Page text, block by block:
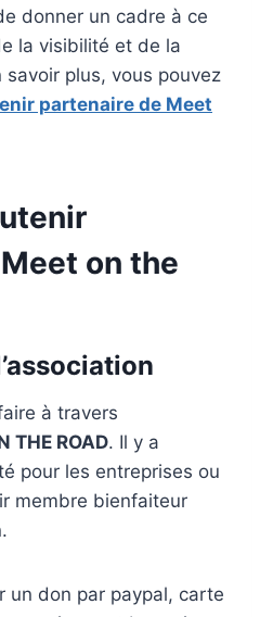
donner un cadre à ce
la visibilité et de la
plus, vous pouvez
partenaire de Meet
on the
à travers
THE ROAD. Il y a
pour les entreprises ou
membre bienfaiteur
un don par paypal, carte